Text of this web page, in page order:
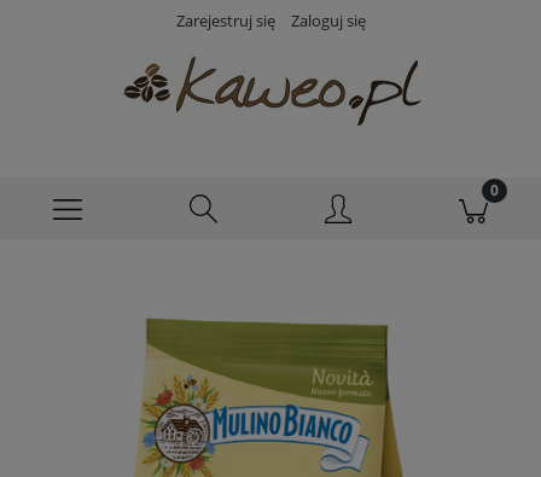
Zarejestruj się Zaloguj się